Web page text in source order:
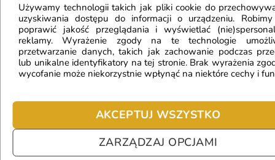
Używamy technologii takich jak pliki cookie do
uzyskiwania dostępu do informacji o urządzeniu.
poprawić jakość przeglądania i wyświetlać
reklamy. Wyrażenie zgody na te technologie
przetwarzanie danych, takich jak zachowanie podczas
lub unikalne identyfikatory na tej stronie. Brak wyrażenia
wycofanie może niekorzystnie wpłynąć na niektóre cechy i
AKCEPTUJ WSZYSTKO
ZARZĄDZAJ OPCJAMI
Fototapeta ma inny kolor na telefonie
a inny na komputerze. Jak sprawdzić
kolor?
Jaki materiał wybrać?
Jaka jest trwałość fototapety?